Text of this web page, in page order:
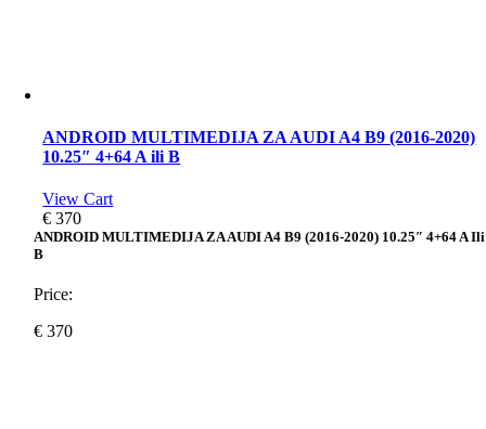
ANDROID MULTIMEDIJA ZA AUDI A4 B9 (2016-2020)
10.25″ 4+64 A ili B
View Cart
€ 370
ANDROID MULTIMEDIJA ZA AUDI A4 B9 (2016-2020) 10.25″ 4+64 A Ili
B
Price:
€ 370